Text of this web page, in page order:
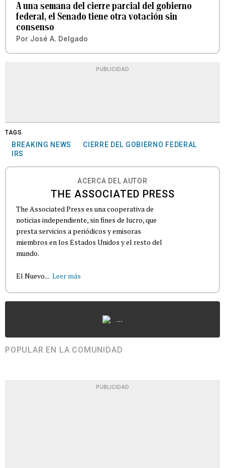
A una semana del cierre parcial del gobierno
federal, el Senado tiene otra votación sin
consenso
Por José A. Delgado
PUBLICIDAD
TAGS
BREAKING NEWS
CIERRE DEL GOBIERNO FEDERAL
IRS
ACERCA DEL AUTOR
THE ASSOCIATED PRESS
The Associated Press es una cooperativa de
noticias independiente, sin fines de lucro, que
presta servicios a periódicos y emisoras
miembros en los Estados Unidos y el resto del
mundo.
El Nuevo... Leer más
...
POPULAR EN LA COMUNIDAD
PUBLICIDAD